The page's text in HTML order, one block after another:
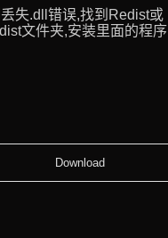
失.dll错误,找到Redist或
文件夹,安装里面的程序
Download